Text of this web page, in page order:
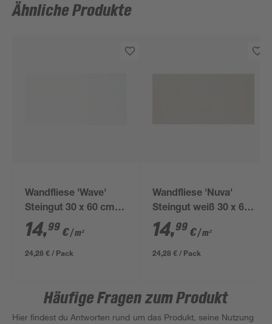
Ähnliche Produkte
Wandfliese 'Wave'
Steingut 30 x 60 cm
weiß gewellt
14,99 €/ m²
24,28 € / Pack
Wandfliese 'Nuva'
Steingut weiß 30 x 60
cm
14,99 €/ m²
24,28 € / Pack
Häufige Fragen zum Produkt
Hier findest du Antworten rund um das Produkt, seine Nutzung